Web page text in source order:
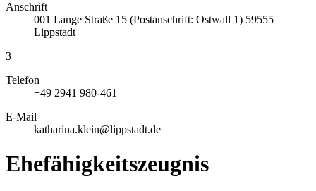
Anschrift
001 Lange Straße 15 (Postanschrift: Ostwall 1) 59555
Lippstadt
3
Telefon
+49 2941 980-461
E-Mail
katharina.klein@lippstadt.de
Ehefähigkeitszeugnis